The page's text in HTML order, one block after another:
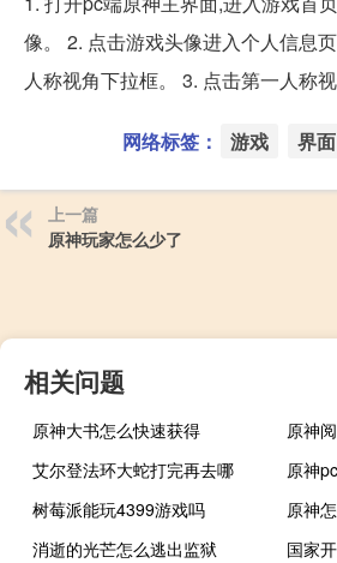
像。 2. 点击游戏头像进入个人信息
人称视角下拉框。 3. 点击第一人称视
网络标签： 游戏 界面
上一篇
原神玩家怎么少了
相关问题
原神大书怎么快速获得
原神
艾尔登法环大蛇打完再去哪
原神
树莓派能玩4399游戏吗
原神
消逝的光芒怎么逃出监狱
国家